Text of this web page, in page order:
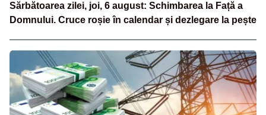
Sărbătoarea zilei, joi, 6 august: Schimbarea la Față a
Domnului. Cruce roșie în calendar și dezlegare la pește